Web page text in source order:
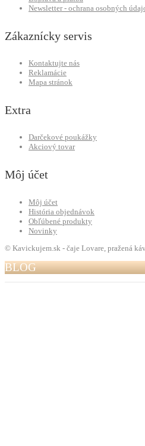
Newsletter - ochrana osobných
Zákaznícky servis
Kontaktujte nás
Reklamácie
Mapa stránok
Extra
Darčekové poukážky
Akciový tovar
Môj účet
Môj účet
História objednávok
Obľúbené produkty
Novinky
© Kavickujem.sk - čaje Lovare, pražená
BLOG